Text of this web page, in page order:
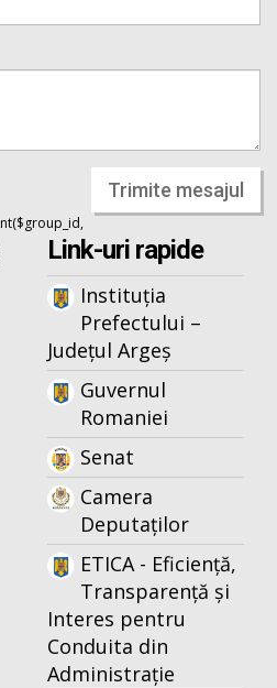
Trimite mesajul
Link-uri rapide
Instituția
Prefectului –
Județul Argeș
Guvernul
Romaniei
Senat
Camera
Deputaților
ETICA - Eficiență,
Transparență și
Interes pentru
Conduita din
Administrație